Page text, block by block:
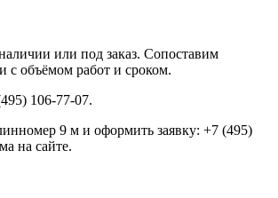
или под заказ. Сопоставим
с объёмом работ и сроком.
106-77-07.
9 м и оформить заявку: +7 (495)
на сайте.